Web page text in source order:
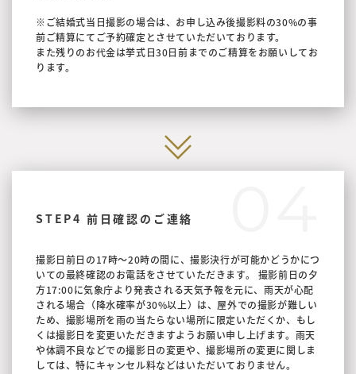
※ご結婚式当日撮影の場合は、お申し込み後撮影料の30%の事
前ご精算にてご予約確定とさせていただいております。
また残りのお代金は挙式日30日前までのご精算をお願いしてお
ります。
STEP4 前日確認のご連絡
撮影日前日の17時〜20時の間に、撮影決行が可能かどうかにつ
いての最終確認のお電話をさせていただきます。
撮影前日の夕
方17:00に気象庁より発表される天気予報を元に、雨天が心配
される場合（降水確率が30%以上）は、屋外での撮影が難しい
ため、撮影場所を雨の当たらない場所に限定いただくか、もし
くは撮影日を変更いただきますようお願い申し上げます。雨天
や体調不良などでの撮影日の変更や、撮影場所の変更に関しま
しては、特にキャンセル料などはいただいておりません。